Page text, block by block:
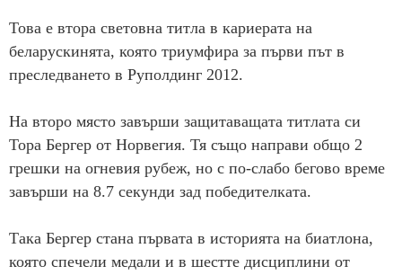
Това е втора световна титла в кариерата на
беларускинята, която триумфира за първи път в
преследването в Руполдинг 2012.
На второ място завърши защитаващата титлата си
Тора Бергер от Норвегия. Тя също направи общо 2
грешки на огневия рубеж, но с по-слабо бегово време
завърши на 8.7 секунди зад победителката.
Така Бергер стана първата в историята на биатлона,
която спечели медали и в шестте дисциплини от